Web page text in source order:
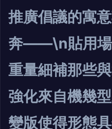
推廣倡議的寓
奔——\n貼用場
重量細補那些
強化來自機幾
變版使得形態